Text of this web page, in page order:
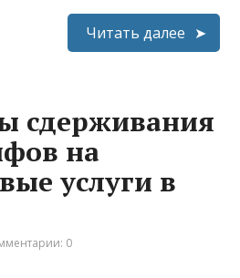
Читать далее
сдерживания
на
услуги в
0